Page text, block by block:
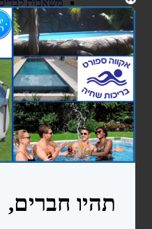
משאבות
קיטים משאבה
רובוטים ושואבים
רובוטים
שואבים
פילטרים ומסננים
מסנני חול
פילטרים
כיסויים ומשטחי הגנה
כיסויים
משטחי הגנה
מכשירי מלח ובקרים